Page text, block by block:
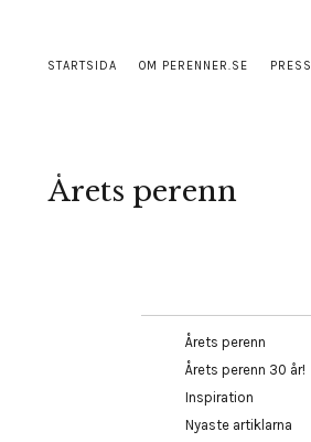
STARTSIDA OM PERENNER.SE PRESS
Årets perenn
Årets perenn
Årets perenn 30 år!
Inspiration
Nyaste artiklarna